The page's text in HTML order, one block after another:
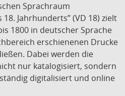
Sprachraum
Jahrhunderts” (VD 18) zielt
1800 in deutscher Sprache
erschienenen Drucke
Dabei werden die
nur katalogisiert, sondern
digitalisiert und online